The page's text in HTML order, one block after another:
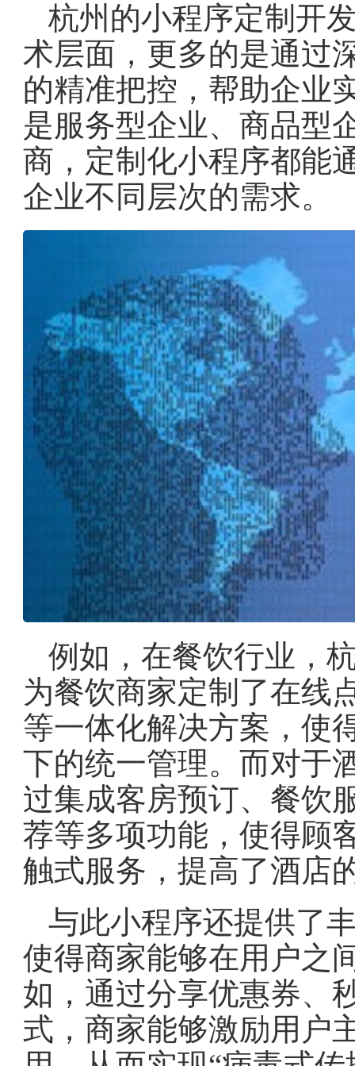
杭州的小程序定制开
术层面，更多的是通过
的精准把控，帮助企业
是服务型企业、商品型
商，定制化小程序都能
企业不同层次的需求。
例如，在餐饮行业，
为餐饮商家定制了在线
等一体化解决方案，使
下的统一管理。而对于
过集成客房预订、餐饮
荐等多项功能，使得顾
触式服务，提高了酒店
与此小程序还提供了
使得商家能够在用户之
如，通过分享优惠券、
式，商家能够激励用户